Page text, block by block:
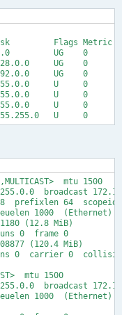
the net
Flags Metric
UG    0
UG    0
UG    0
U     0
U     0
U     0
mtu 1500
broadcast
prefixlen 64  scopeid
1000  (Ethernet)
(12.8 MiB)
0  frame 0
(120.4 MiB)
0  carrier 0
mtu 1500
broadcast
1000  (Ethernet)